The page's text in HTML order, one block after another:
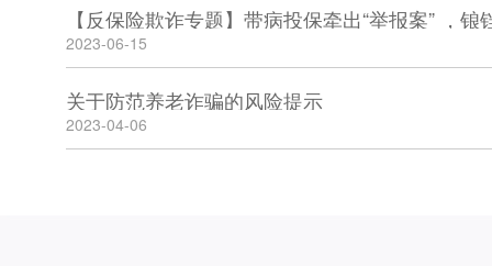
【反保险欺诈专题】带病投保牵出“举报案” ，
2023-06-15
关于防范养老诈骗的风险提示
2023-04-06